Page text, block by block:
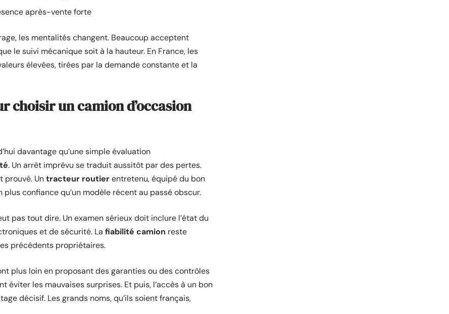
après-vente forte
les mentalités changent. Beaucoup acceptent
le suivi mécanique soit à la hauteur. En France, les
élevées, tirées par la demande constante et la
un camion d’occasion
davantage qu’une simple évaluation
. Un arrêt imprévu se traduit aussitôt par des pertes.
prouvé. Untracteur routierentretenu, équipé du bon
confiance qu’un modèle récent au passé obscur.
pas tout dire. Un examen sérieux doit inclure l’état du
et de sécurité. La fiabilité camion reste
précédents propriétaires.
plus loin en proposant des garanties ou des contrôles
éviter les mauvaises surprises. Et puis, l’accès à un bon
décisif. Les grands noms, qu’ils soient français,